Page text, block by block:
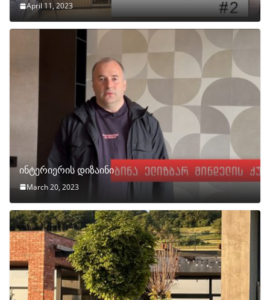
April 11, 2023
ინტერიერის დიზაინი
March 20, 2023